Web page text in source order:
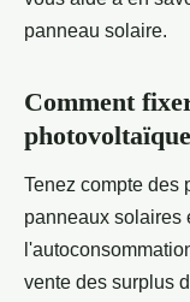
panneau solaire.
Comment
Tenez compte des
panneaux solaires
vente des surplus